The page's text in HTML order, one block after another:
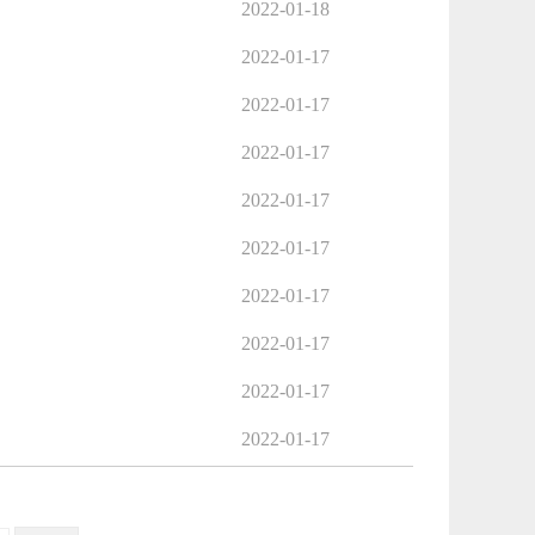
2022-01-18
2022-01-17
2022-01-17
2022-01-17
2022-01-17
2022-01-17
2022-01-17
2022-01-17
2022-01-17
2022-01-17